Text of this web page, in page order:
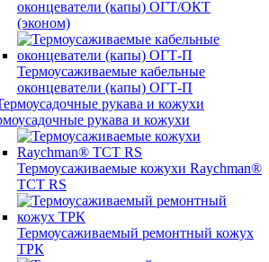
оконцеватели (капы) ОГТ/ОКТ
(эконом)
Термоусаживаемые кабельные
оконцеватели (капы) ОГТ-П
рукава и кожухи
Термоусаживаемые кожухи Raychman®
TCT RS
Термоусаживаемый ремонтный кожух
ТРК